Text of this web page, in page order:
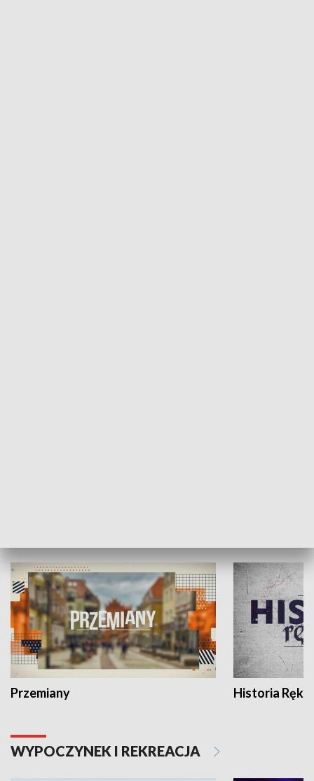
Przemiany Historia Ręką
WYPOCZYNEK I REKREACJA